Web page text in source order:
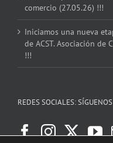
comercio (27.05.26) !!!
Iniciamos una nueva
de ACST. Asociación de
!!!
REDES SOCIALES: